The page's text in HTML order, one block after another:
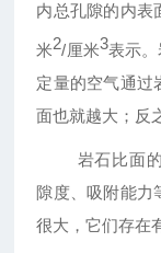
内总孔隙的内表
米2/厘米3表示
定量的空气通过
面也就越大；反
岩石比面
隙度、吸附能力
很大，它们存在